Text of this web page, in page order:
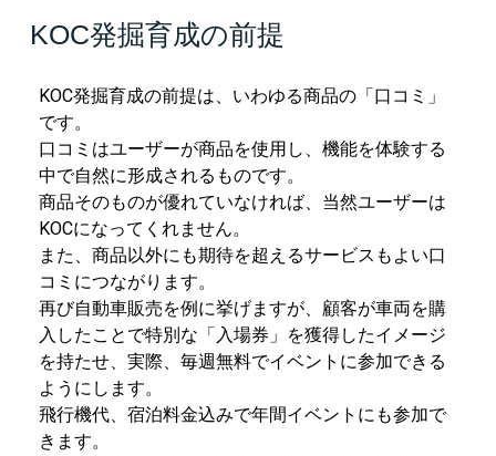
KOC発掘育成の前提
KOC発掘育成の前提は、いわゆる商品の「口コミ」
です。
口コミはユーザーが商品を使用し、機能を体験する
中で自然に形成されるものです。
商品そのものが優れていなければ、当然ユーザーは
KOCになってくれません。
また、商品以外にも期待を超えるサービスもよい口
コミにつながります。
再び自動車販売を例に挙げますが、顧客が車両を購
入したことで特別な「入場券」を獲得したイメージ
を持たせ、実際、毎週無料でイベントに参加できる
ようにします。
飛行機代、宿泊料金込みで年間イベントにも参加で
きます。